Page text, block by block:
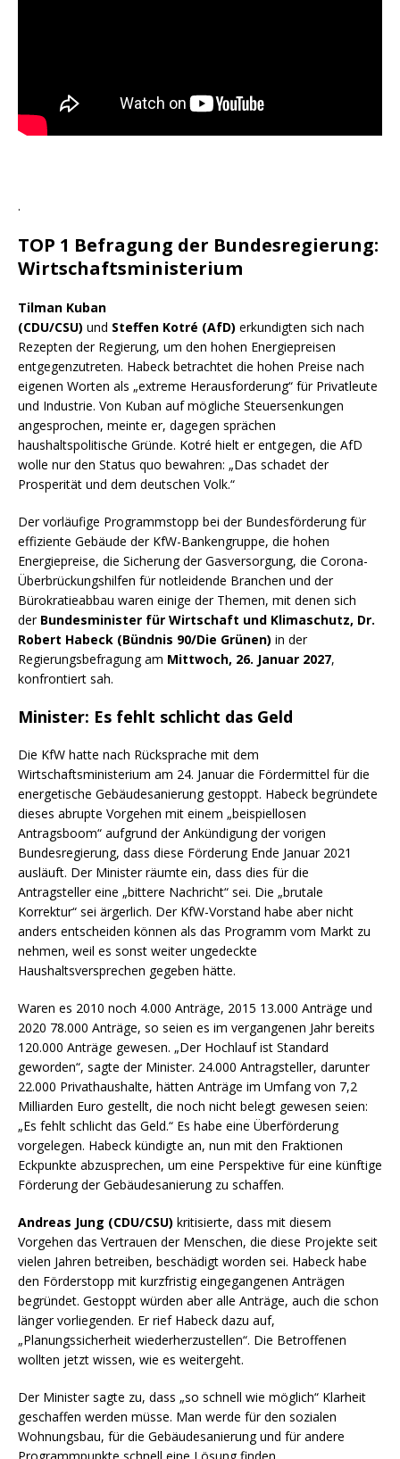
.
TOP 1 Befragung der Bundesregierung:
Wirtschaftsministerium
Tilman Kuban
(CDU/CSU) und Steffen Kotré (AfD) erkundigten sich nach
Rezepten der Regierung, um den hohen Energiepreisen
entgegenzutreten. Habeck betrachtet die hohen Preise nach
eigenen Worten als „extreme Herausforderung“ für Privatleute
und Industrie. Von Kuban auf mögliche Steuersenkungen
angesprochen, meinte er, dagegen sprächen
haushaltspolitische Gründe. Kotré hielt er entgegen, die AfD
wolle nur den Status quo bewahren: „Das schadet der
Prosperität und dem deutschen Volk.“
Der vorläufige Programmstopp bei der Bundesförderung für
effiziente Gebäude der KfW-Bankengruppe, die hohen
Energiepreise, die Sicherung der Gasversorgung, die Corona-
Überbrückungshilfen für notleidende Branchen und der
Bürokratieabbau waren einige der Themen, mit denen sich
der Bundesminister für Wirtschaft und Klimaschutz, Dr.
Robert Habeck (Bündnis 90/Die Grünen) in der
Regierungsbefragung am Mittwoch, 26. Januar 2027,
konfrontiert sah.
Minister: Es fehlt schlicht das Geld
Die KfW hatte nach Rücksprache mit dem
Wirtschaftsministerium am 24. Januar die Fördermittel für die
energetische Gebäudesanierung gestoppt. Habeck begründete
dieses abrupte Vorgehen mit einem „beispiellosen
Antragsboom“ aufgrund der Ankündigung der vorigen
Bundesregierung, dass diese Förderung Ende Januar 2021
ausläuft. Der Minister räumte ein, dass dies für die
Antragsteller eine „bittere Nachricht“ sei. Die „brutale
Korrektur“ sei ärgerlich. Der KfW-Vorstand habe aber nicht
anders entscheiden können als das Programm vom Markt zu
nehmen, weil es sonst weiter ungedeckte
Haushaltsversprechen gegeben hätte.
Waren es 2010 noch 4.000 Anträge, 2015 13.000 Anträge und
2020 78.000 Anträge, so seien es im vergangenen Jahr bereits
120.000 Anträge gewesen. „Der Hochlauf ist Standard
geworden“, sagte der Minister. 24.000 Antragsteller, darunter
22.000 Privathaushalte, hätten Anträge im Umfang von 7,2
Milliarden Euro gestellt, die noch nicht belegt gewesen seien:
„Es fehlt schlicht das Geld.“ Es habe eine Überförderung
vorgelegen. Habeck kündigte an, nun mit den Fraktionen
Eckpunkte abzusprechen, um eine Perspektive für eine künftige
Förderung der Gebäudesanierung zu schaffen.
Andreas Jung (CDU/CSU) kritisierte, dass mit diesem
Vorgehen das Vertrauen der Menschen, die diese Projekte seit
vielen Jahren betreiben, beschädigt worden sei. Habeck habe
den Förderstopp mit kurzfristig eingegangenen Anträgen
begründet. Gestoppt würden aber alle Anträge, auch die schon
länger vorliegenden. Er rief Habeck dazu auf,
„Planungssicherheit wiederherzustellen“. Die Betroffenen
wollten jetzt wissen, wie es weitergeht.
Der Minister sagte zu, dass „so schnell wie möglich“ Klarheit
geschaffen werden müsse. Man werde für den sozialen
Wohnungsbau, für die Gebäudesanierung und für andere